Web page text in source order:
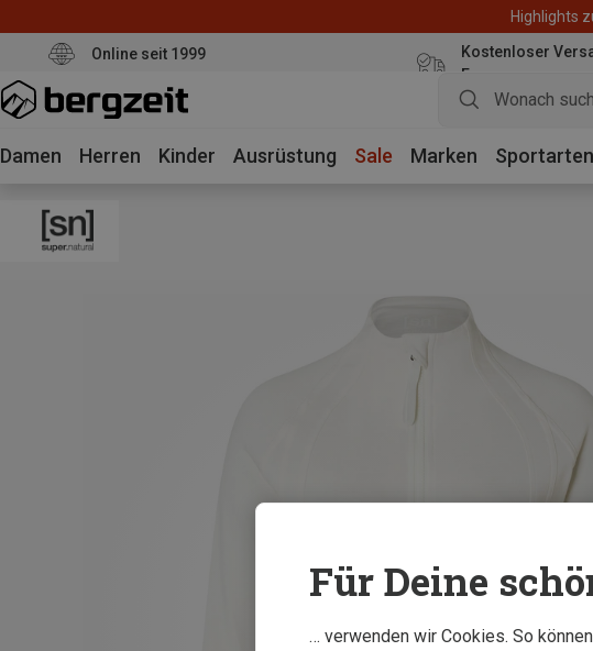
Highlights
Online seit 1999
Kostenloser
Euro
Damen Herren Kinder Ausrüstung Sale Marken Sportarten
Für Deine
… verwenden wir Cookies. So